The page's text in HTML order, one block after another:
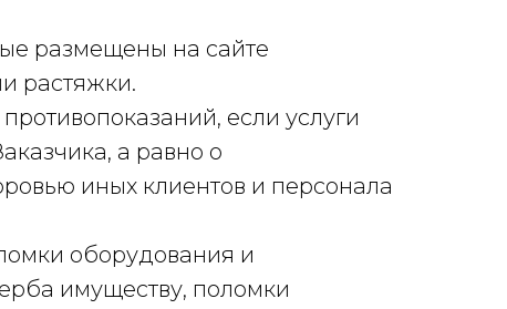
размещены на сайте
растяжки.
если услуги
а равно о
иных клиентов и персонала
оборудования и
имуществу, поломки